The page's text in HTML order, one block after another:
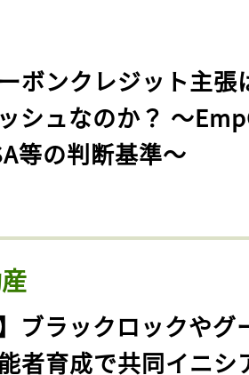
ボンクレジット主張
シュなのか？ 〜
等の判断基準〜
ブラックロックやグ
者育成で共同イニシ